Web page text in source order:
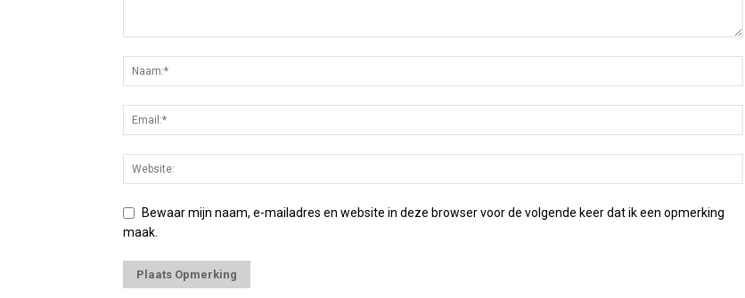
Bewaar mijn naam, e-mailadres en website in deze browser voor de volgende keer dat ik een opmerking
maak.